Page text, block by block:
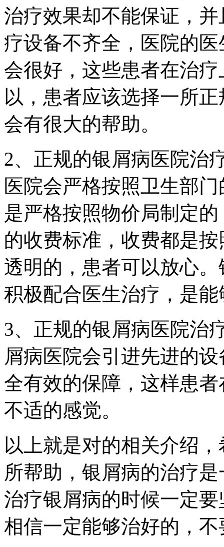
治疗效果却不能保证，
疗设备不齐全，医院的
会很好，这些患者在治
以，患者应该选择一所
会有很大的帮助。
2、正规的银屑病医院治
医院会严格按照卫生部
是严格按照物价局制定
的收费标准，收费都是
透明的，患者可以放心
积极配合医生治疗，是
3、正规的银屑病医院治
屑病医院会引进先进的
全有效的保障，这样患
不适的感觉。
以上就是对的相关介绍
所帮助，银屑病的治疗
治疗银屑病的时候一定
相信一定能够治好的，